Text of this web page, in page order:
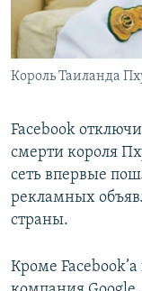
Король Таиланда
Facebook
смерти короля
сеть впервые
рекламных
страны.
Кроме